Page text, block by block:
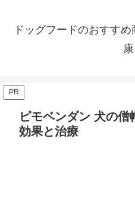
ドッグフードのおすす
康
PR
ピモベンダン 犬の
効果と治療